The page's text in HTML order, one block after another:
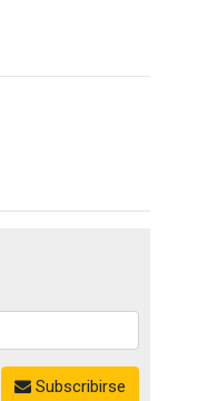
Subscribirse